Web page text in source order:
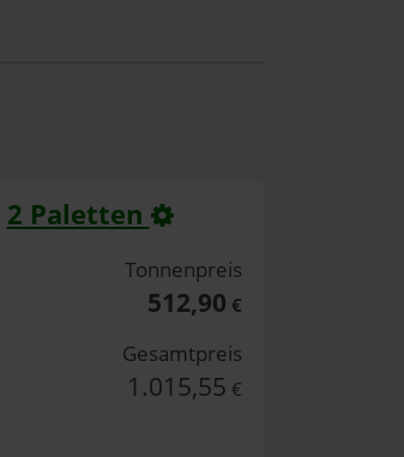
2 Paletten
Tonnenpreis
512,90 €
Gesamtpreis
1.015,55 €